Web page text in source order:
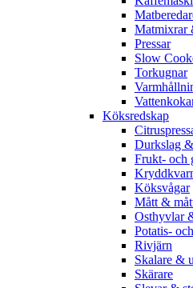
Matmixrar
Pressar
Slow
Torkugnar
Köksredskap
Durkslag
Frukt- och
Köksvågar
Mått &
Osthyvlar
Potatis-
Rivjärn
Skalare &
Skärare